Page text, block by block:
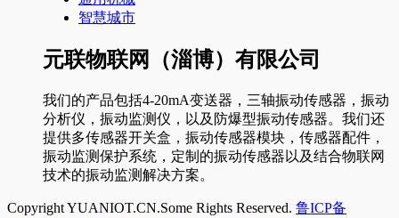
智慧城市
元联物联网（淄博）有限公司
我们的产品包括4-20mA变送器，三轴振动传感器，振动
分析仪，振动监测仪，以及防爆型振动传感器。我们还
提供多传感器开关盒，振动传感器模块，传感器配件，
振动监测保护系统，定制的振动传感器以及结合物联网
技术的振动监测解决方案。
Copyright YUANIOT.CN.Some Rights Reserved. 鲁ICP备